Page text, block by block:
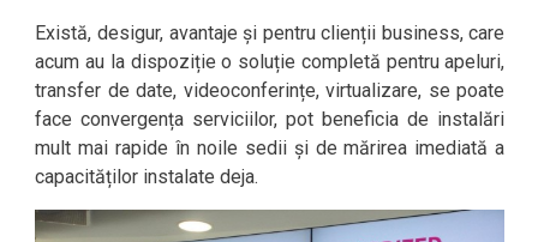
Există, desigur, avantaje și pentru clienții business, care
acum au la dispoziție o soluție completă pentru apeluri,
transfer de date, videoconferințe, virtualizare, se poate
face convergența serviciilor, pot beneficia de instalări
mult mai rapide în noile sedii și de mărirea imediată a
capacităților instalate deja.